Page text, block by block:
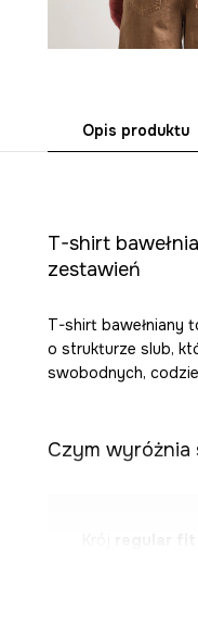
Opis produktu
T-shirt
zestawień
T-shirt bawełniany
o strukturze slub,
swobodnych,
Czym wyróżnia